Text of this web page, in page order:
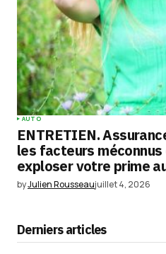
AUTO
ENTRETIEN.
les facteurs
exploser votre prime
byJulien Rousseaujuillet 4, 2026
Derniers articles